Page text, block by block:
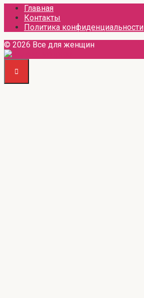
Главная
Контакты
Политика конфиденциальности
© 2026 Все для женщин